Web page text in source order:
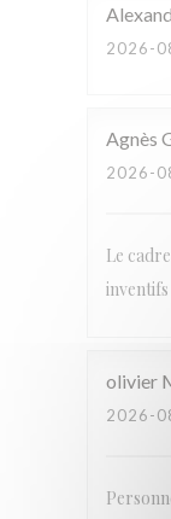
2026-
Agnès
2026-
Le
olivier
2026-